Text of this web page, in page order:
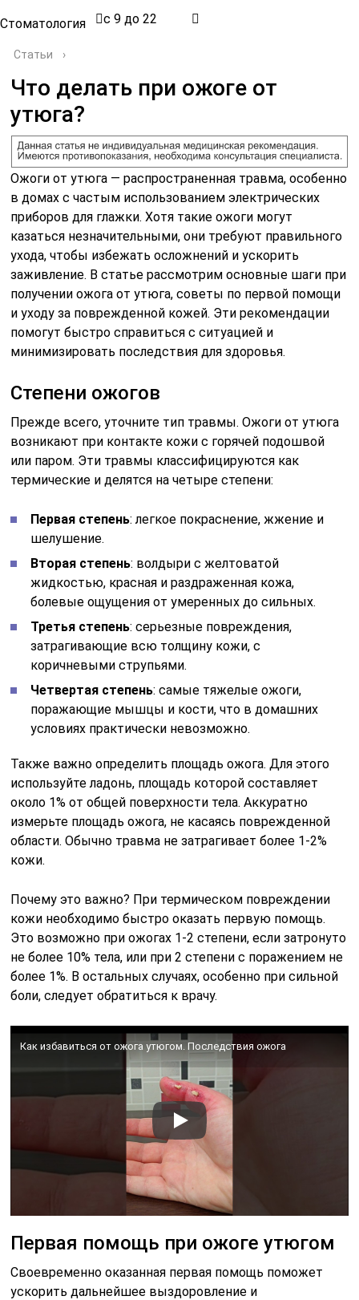
Стоматология с 9 до 22
Статьи ›
Что делать при ожоге от
утюга?
Ожоги от утюга — распространенная травма, особенно
в домах с частым использованием электрических
приборов для глажки. Хотя такие ожоги могут
казаться незначительными, они требуют правильного
ухода, чтобы избежать осложнений и ускорить
заживление. В статье рассмотрим основные шаги при
получении ожога от утюга, советы по первой помощи
и уходу за поврежденной кожей. Эти рекомендации
помогут быстро справиться с ситуацией и
минимизировать последствия для здоровья.
Степени ожогов
Прежде всего, уточните тип травмы. Ожоги от утюга
возникают при контакте кожи с горячей подошвой
или паром. Эти травмы классифицируются как
термические и делятся на четыре степени:
Первая степень: легкое покраснение, жжение и
шелушение.
Вторая степень: волдыри с желтоватой
жидкостью, красная и раздраженная кожа,
болевые ощущения от умеренных до сильных.
Третья степень: серьезные повреждения,
затрагивающие всю толщину кожи, с
коричневыми струпьями.
Четвертая степень: самые тяжелые ожоги,
поражающие мышцы и кости, что в домашних
условиях практически невозможно.
Также важно определить площадь ожога. Для этого
используйте ладонь, площадь которой составляет
около 1% от общей поверхности тела. Аккуратно
измерьте площадь ожога, не касаясь поврежденной
области. Обычно травма не затрагивает более 1-2%
кожи.
Почему это важно? При термическом повреждении
кожи необходимо быстро оказать первую помощь.
Это возможно при ожогах 1-2 степени, если затронуто
не более 10% тела, или при 2 степени с поражением не
более 1%. В остальных случаях, особенно при сильной
боли, следует обратиться к врачу.
Как избавиться от ожога утюгом. Последствия ожога
Первая помощь при ожоге утюгом
Своевременно оказанная первая помощь поможет
ускорить дальнейшее выздоровление и